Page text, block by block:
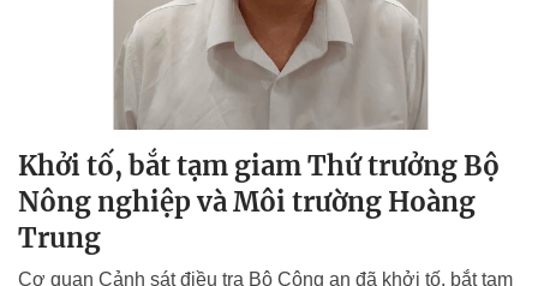
Khởi tố, bắt tạm giam Thứ trưởng Bộ
Nông nghiệp và Môi trường Hoàng
Trung
Cơ quan Cảnh sát điều tra Bộ Công an đã khởi tố, bắt tạm